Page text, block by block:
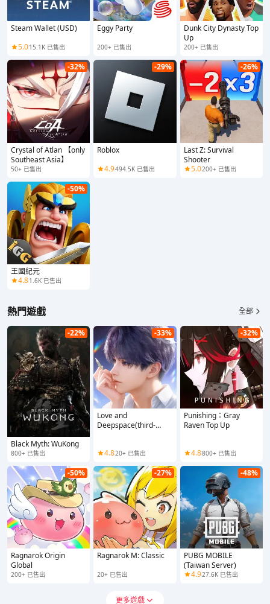
Steam Wallet (USD)
5.015.1K 已售出
Eggy Party
200+ 已售出
Dunk City Dynasty Top
Up
200+ 已售出
-32%
Crystal of Atlan 【only
Southeast Asia】
50+ 已售出
-29%
Roblox
4.9494.5K 已售出
-26%
Last Z: Survival
Shooter
5.0200+ 已售出
-50%
王國紀元
4.81.6K 已售出
熱門遊戲 全部
-22%
Black Myth: WuKong
800+ 已售出
-33%
Love and
Deepspace(third-
4.820+ 已售出
-32%
Punishing：Gray
Raven Top Up
4.8800+ 已售出
-50%
Ragnarok Origin
Global
200+ 已售出
-27%
Ragnarok M: Classic
20+ 已售出
-48%
PUBG MOBILE
(Taiwan Server)
4.927.6K 已售出
更多遊戲